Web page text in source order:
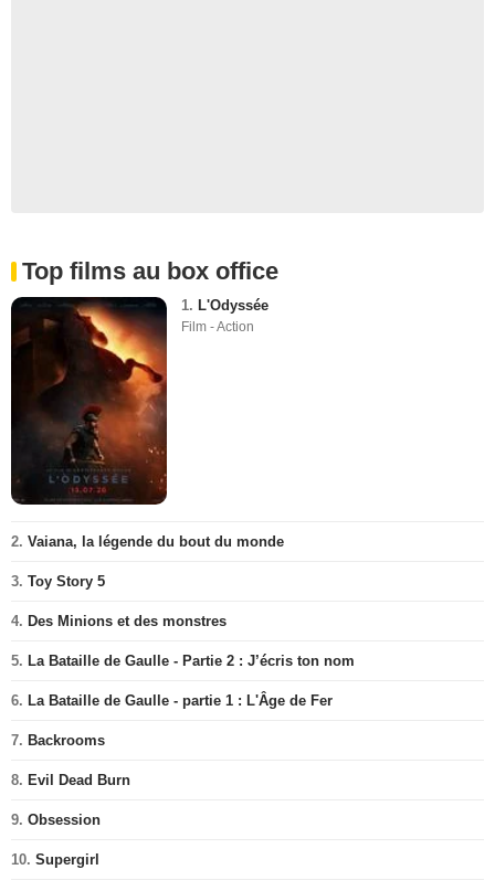
Top films au box office
1. L'Odyssée
Film - Action
2. Vaiana, la légende du bout du monde
3. Toy Story 5
4. Des Minions et des monstres
5. La Bataille de Gaulle - Partie 2 : J’écris ton nom
6. La Bataille de Gaulle - partie 1 : L'Âge de Fer
7. Backrooms
8. Evil Dead Burn
9. Obsession
10. Supergirl